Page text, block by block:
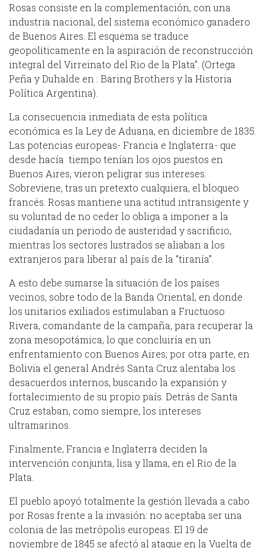
Rosas consiste en la complementación, con una
industria nacional, del sistema económico ganadero
de Buenos Aires. El esquema se traduce
geopolíticamente en la aspiración de reconstrucción
integral del Virreinato del Rio de la Plata”. (Ortega
Peña y Duhalde en : Baring Brothers y la Historia
Política Argentina).
La consecuencia inmediata de esta política
económica es la Ley de Aduana, en diciembre de 1835.
Las potencias europeas- Francia e Inglaterra- que
desde hacía tiempo tenían los ojos puestos en
Buenos Aires, vieron peligrar sus intereses.
Sobreviene, tras un pretexto cualquiera, el bloqueo
francés. Rosas mantiene una actitud intransigente y
su voluntad de no ceder lo obliga a imponer a la
ciudadanía un periodo de austeridad y sacrificio,
mientras los sectores lustrados se aliaban a los
extranjeros para liberar al país de la “tiranía”.
A esto debe sumarse la situación de los países
vecinos, sobre todo de la Banda Oriental, en donde
los unitarios exiliados estimulaban a Fructuoso
Rivera, comandante de la campaña, para recuperar la
zona mesopotámica, lo que concluiría en un
enfrentamiento con Buenos Aires; por otra parte, en
Bolivia el general Andrés Santa Cruz alentaba los
desacuerdos internos, buscando la expansión y
fortalecimiento de su propio país. Detrás de Santa
Cruz estaban, como siempre, los intereses
ultramarinos.
Finalmente, Francia e Inglaterra deciden la
intervención conjunta, lisa y llama, en el Rio de la
Plata.
El pueblo apoyó totalmente la gestión llevada a cabo
por Rosas frente a la invasión: no aceptaba ser una
colonia de las metrópolis europeas. El 19 de
noviembre de 1845 se afectó al ataque en la Vuelta de